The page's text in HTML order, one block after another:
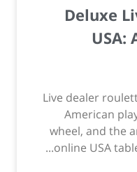
Deluxe
USA:
Live dealer
American
wheel, and the
online USA